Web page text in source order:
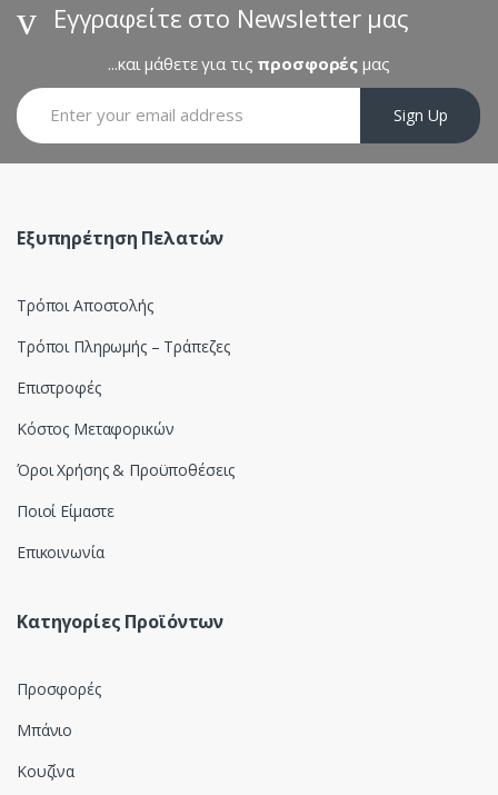
Εγγραφείτε στο Newsletter μας
...και μάθετε για τις προσφορές μας
Sign Up
Εξυπηρέτηση Πελατών
Τρόποι Αποστολής
Τρόποι Πληρωμής – Τράπεζες
Επιστροφές
Κόστος Μεταφορικών
Όροι Χρήσης & Προϋποθέσεις
Ποιοί Είμαστε
Επικοινωνία
Κατηγορίες Προϊόντων
Προσφορές
Μπάνιο
Κουζίνα